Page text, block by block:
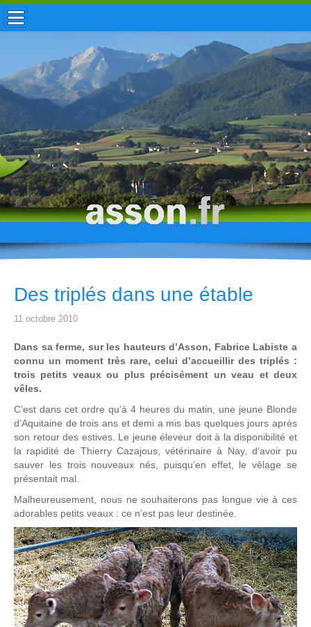
ACCUEIL / INFOS
MUNICIPALITÉ
VIE LOCALE
ENFANCE
TOURISME
HISTOIRE
Des triplés dans une étable
11 octobre 2010
Dans sa ferme, sur les hauteurs d’Asson, Fabrice Labiste a
connu un moment très rare, celui d’accueillir des triplés :
trois petits veaux ou plus précisément un veau et deux
vêles.
C’est dans cet ordre qu’à 4 heures du matin, une jeune Blonde
d’Aquitaine de trois ans et demi a mis bas quelques jours après
son retour des estives. Le jeune éleveur doit à la disponibilité et
la rapidité de Thierry Cazajous, vétérinaire à Nay, d’avoir pu
sauver les trois nouveaux nés, puisqu’en effet, le vêlage se
présentait mal.
Malheureusement, nous ne souhaiterons pas longue vie à ces
adorables petits veaux : ce n’est pas leur destinée.